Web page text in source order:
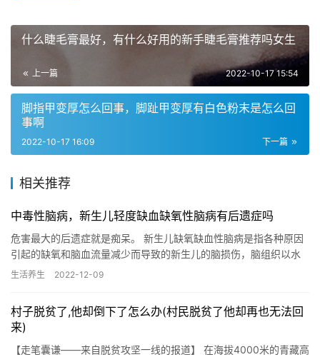
什么睫毛膏最好，有什么好用的新手睫毛膏推荐吗女生
上一篇 2022-10-17 15:54
脚指甲变厚怎么回事，脚趾甲变厚有白色粉末是怎么回
事啊
下一篇
2022-10-17 16:09
相关推荐
中毒性脑病，新生儿轻度缺血缺氧性脑病有后遗症吗
危害最大的后遗症就是痴呆。 新生儿缺氧缺血性脑病是指各种原因
引起的缺氧和脑血流量减少而导致的新生儿的脑损伤，脑组织以水
肿、软化、坏死和出血为主要病变，是新生儿窒息重要的并发症，
生活养生 2022-12-09
村子脱贫了,他却倒下了怎么办(村民脱贫了他却再也无法回
来)
【走笔囊谦——来自脱贫攻坚一线的报道】 在海拔4000米的青藏高